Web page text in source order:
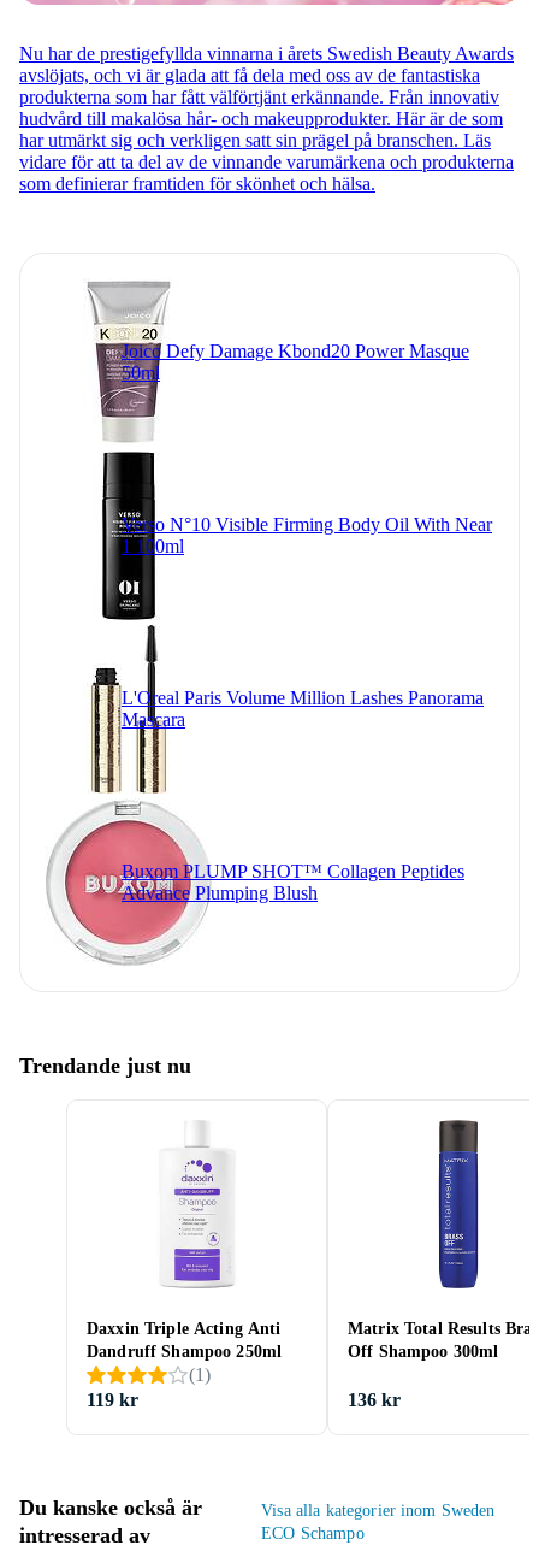
Nu har de prestigefyllda vinnarna i årets Swedish Beauty Awards
avslöjats, och vi är glada att få dela med oss av de fantastiska
produkterna som har fått välförtjänt erkännande. Från innovativ
hudvård till makalösa hår- och makeupprodukter. Här är de som
har utmärkt sig och verkligen satt sin prägel på branschen. Läs
vidare för att ta del av de vinnande varumärkena och produkterna
som definierar framtiden för skönhet och hälsa.
Joico Defy Damage Kbond20 Power Masque
50ml
Verso N°10 Visible Firming Body Oil With Near
1 100ml
L'Oreal Paris Volume Million Lashes Panorama
Mascara
Buxom PLUMP SHOT™ Collagen Peptides
Advance Plumping Blush
Trendande just nu
Daxxin Triple Acting Anti
Dandruff Shampoo 250ml
(1)
119 kr
Matrix Total Results
Off Shampoo 300ml
136 kr
Du kanske också är
intresserad av
Visa alla kategorier inom Sweden
ECO Schampo